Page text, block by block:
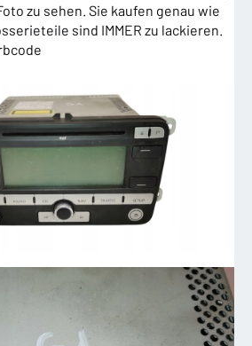
zu sehen. Sie kaufen genau wie
sind IMMER zu lackieren.